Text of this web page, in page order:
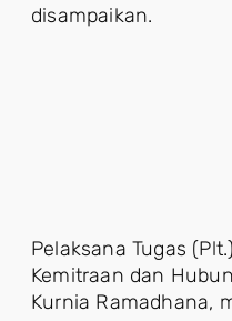
disampaikan.
Pelaksana Tugas
Kemitraan dan
Kurnia Ramadhana,